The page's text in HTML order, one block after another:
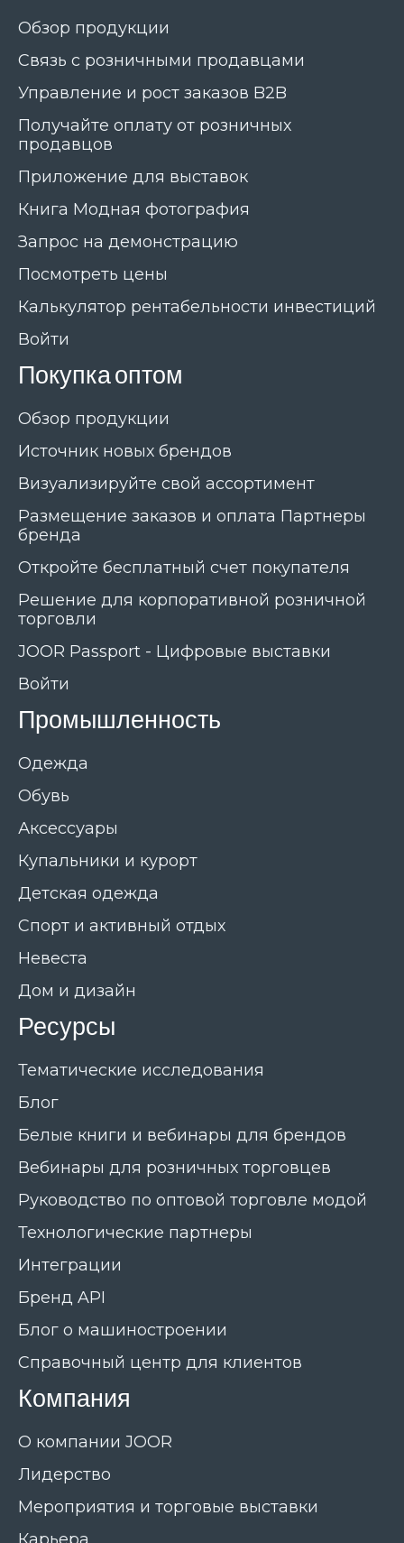
Обзор продукции
Связь с розничными продавцами
Управление и рост заказов B2B
Получайте оплату от розничных
продавцов
Приложение для выставок
Книга Модная фотография
Запрос на демонстрацию
Посмотреть цены
Калькулятор рентабельности инвестиций
Войти
Покупка оптом
Обзор продукции
Источник новых брендов
Визуализируйте свой ассортимент
Размещение заказов и оплата Партнеры
бренда
Откройте бесплатный счет покупателя
Решение для корпоративной розничной
торговли
JOOR Passport - Цифровые выставки
Войти
Промышленность
Одежда
Обувь
Аксессуары
Купальники и курорт
Детская одежда
Спорт и активный отдых
Невеста
Дом и дизайн
Ресурсы
Тематические исследования
Блог
Белые книги и вебинары для брендов
Вебинары для розничных торговцев
Руководство по оптовой торговле модой
Технологические партнеры
Интеграции
Бренд API
Блог о машиностроении
Справочный центр для клиентов
Компания
О компании JOOR
Лидерство
Мероприятия и торговые выставки